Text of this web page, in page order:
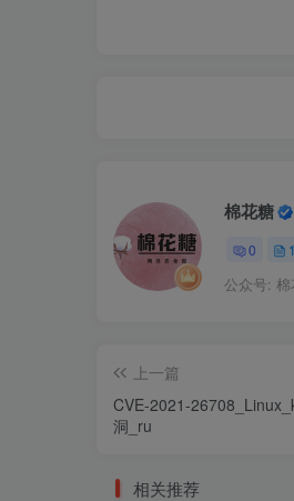
棉花糖
0
公众号:
上一篇
CVE-2021-
洞_ru
相关推荐